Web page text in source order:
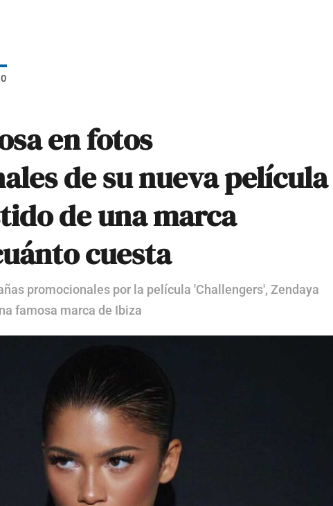
en fotos
de su nueva película
de una marca
cuesta
promocionales por la película 'Challengers', Zendaya
famosa marca de Ibiza